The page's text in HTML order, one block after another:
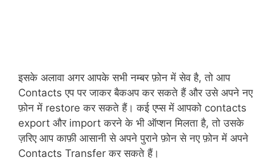
इसके अलावा अगर आपके सभी नम्बर फ़ोन में सेव है, तो आप
Contacts एप पर जाकर बैकअप कर सकते हैं और उसे अपने नए
फ़ोन में restore कर सकते हैं। कई एप्स में आपको contacts
export और import करने के भी ऑप्शन मिलता है, तो उसके
ज़रिए आप काफ़ी आसानी से अपने पुराने फ़ोन से नए फ़ोन में अपने
Contacts Transfer कर सकते हैं।